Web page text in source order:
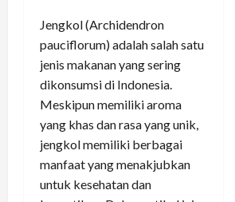
Jengkol (Archidendron
pauciflorum) adalah salah satu
jenis makanan yang sering
dikonsumsi di Indonesia.
Meskipun memiliki aroma
yang khas dan rasa yang unik,
jengkol memiliki berbagai
manfaat yang menakjubkan
untuk kesehatan dan